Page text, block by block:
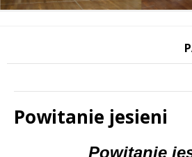
Powitanie jesieni
Powitanie